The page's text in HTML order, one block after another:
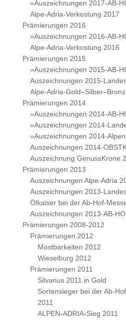
»Auszeichnungen 2017-AB-
Alpe-Adria-Verkostung 2017
Prämierungen 2016
»Auszeichnungen 2016-AB-
Alpe-Adria-Verkostung 2016
Prämierungen 2015
»Auszeichnungen 2015-AB-
Auszeichnungen 2015-
Alpe-Adria-
Prämierungen 2014
»Auszeichnungen 2014-AB-
»Auszeichnungen 2014-
»Auszeichnungen 2014-
Auszeichnungen 2014-
Auszeichnung GenussKrone
Prämierungen 2013
Auszeichnungen Alpe-Adria
Auszeichnungen 2013-
Ölkaiser bei der Ab-Hof-
Auszeichnungen 2013-AB-
Prämierungen 2008-2012
Prämierungen 2012
Mostbarkeiten 2012
Wieselburg 2012
Prämierungen 2011
Silvanus 2011 in Gold
Sortensieger bei der Ab-
2011
ALPEN-ADRIA-Sieg 2011